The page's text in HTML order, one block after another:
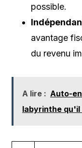
possible.
avantage
du revenu
A lire : Auto-
labyrinthe